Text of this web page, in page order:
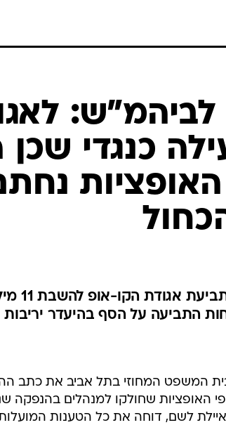
לביהמ"ש:
כנגדי
הגיש
התביעה על הסף בהיעדר יריבות
המשפט המחוזי בתל אביב את כתב
האופציות שחולקו למנהלים בהנפקה
לשם, דוחה את כל הטענות